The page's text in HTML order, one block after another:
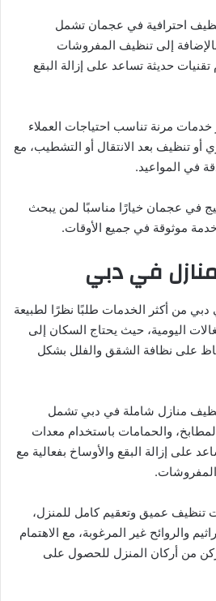
احترافية في عجمان تشمل
إلى تنظيف المفروشات
حديثة تساعد على إزالة البقع
خدمات مرنة تناسب احتياجات العملاء
أو تنظيف بعد الانتقال أو التشطيب، مع
في المواعيد.
في عجمان خيارًا مناسبًا لمن يبحث
موثوقة في جميع الأوقات.
في دبي
من أكثر الخدمات طلبًا نظرًا لطبيعة
اليومية، حيث يحتاج السكان إلى
على نظافة الشقق والفلل بشكل
منازل شاملة في دبي تشمل
والحمامات باستخدام معدات
على إزالة البقع والأوساخ بفعالية مع
تنظيف عميق وتعقيم كامل للمنزل،
والروائح غير المرغوبة، مع الاهتمام
من أركان المنزل للحصول على